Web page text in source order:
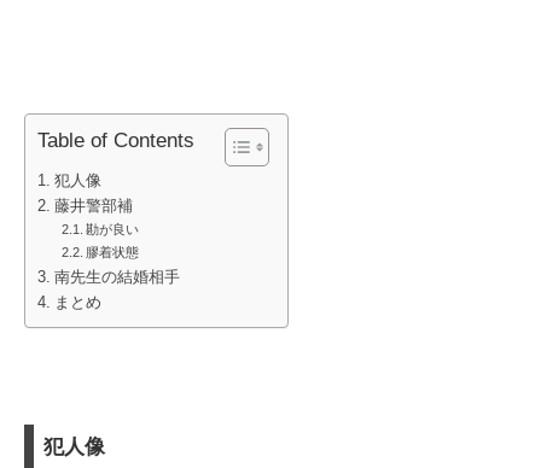
Table of Contents
犯人像
藤井警部補
勘が良い
膠着状態
南先生の結婚相手
まとめ
犯人像